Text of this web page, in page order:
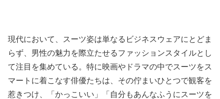
現代において、スーツ姿は単なるビジネスウェアにとどま
らず、男性の魅力を際立たせるファッションスタイルとし
て注目を集めている。特に映画やドラマの中でスーツをス
マートに着こなす俳優たちは、その佇まいひとつで観客を
惹きつけ、「かっこいい」「自分もあんなふうにスーツを